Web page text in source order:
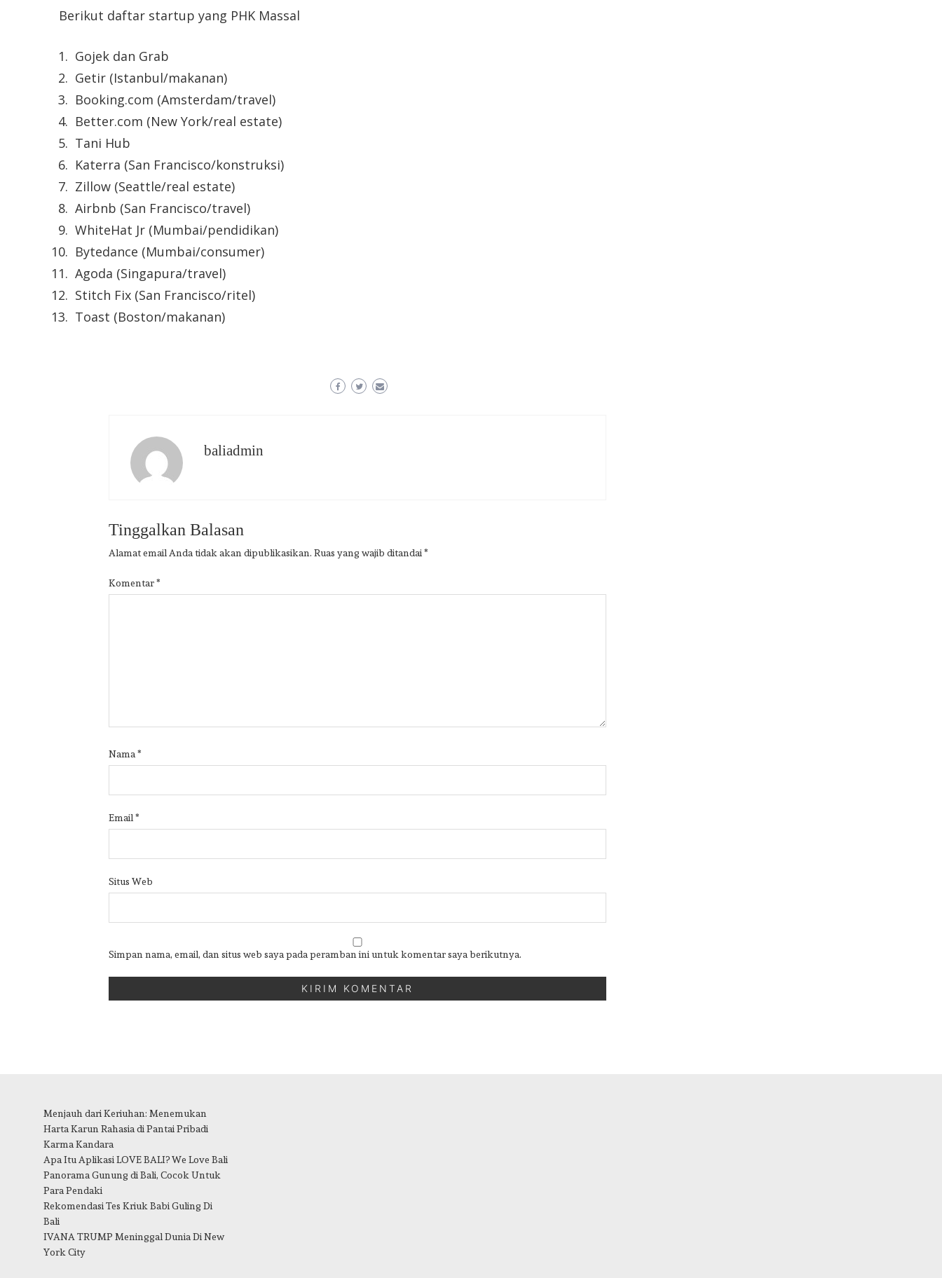
Berikut daftar startup yang PHK Massal
Gojek dan Grab
Getir (Istanbul/makanan)
Booking.com (Amsterdam/travel)
Better.com (New York/real estate)
Tani Hub
Katerra (San Francisco/konstruksi)
Zillow (Seattle/real estate)
Airbnb (San Francisco/travel)
WhiteHat Jr (Mumbai/pendidikan)
Bytedance (Mumbai/consumer)
Agoda (Singapura/travel)
Stitch Fix (San Francisco/ritel)
Toast (Boston/makanan)
baliadmin
Tinggalkan Balasan
Alamat email Anda tidak akan dipublikasikan. Ruas yang wajib ditandai*
Komentar*
Nama*
Email*
Situs Web
Simpan nama, email, dan situs web saya pada peramban ini untuk komentar saya berikutnya.
Menjauh dari Keriuhan: Menemukan
Harta Karun Rahasia di Pantai Pribadi
Karma Kandara
Apa Itu Aplikasi LOVE BALI? We Love Bali
Panorama Gunung di Bali, Cocok Untuk
Para Pendaki
Rekomendasi Tes Kriuk Babi Guling Di
Bali
IVANA TRUMP Meninggal Dunia Di New
York City